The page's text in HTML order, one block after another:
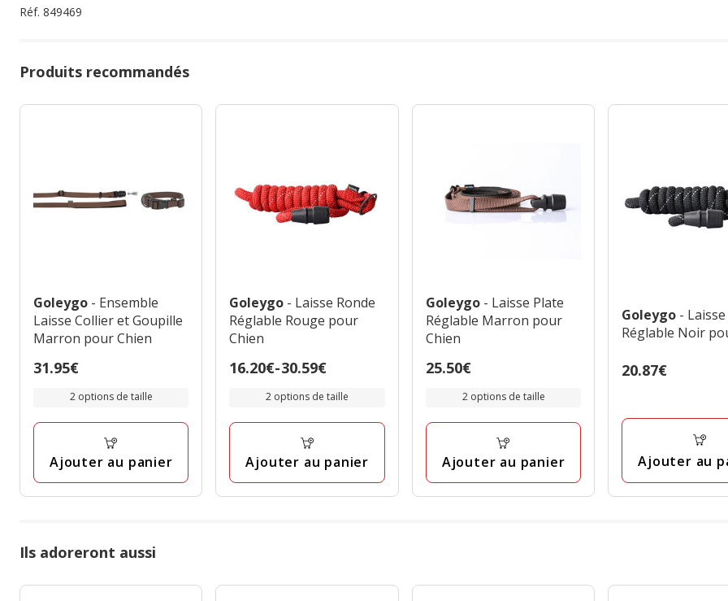
Réf. 849469
Produits recommandés
Goleygo - Ensemble
Laisse Collier et Goupille
Marron pour Chien
Prix
31.95€
2 options de taille
Ajouter au panier
Goleygo - Laisse Ronde
Réglable Rouge pour
Chien
Prix
16.20€
à
16.20€-30.59€
2 options de taille
Ajouter au panier
Goleygo - Laisse Plate
Réglable Marron pour
Chien
Prix
25.50€
2 options de taille
Ajouter au panier
Goleygo - Laisse
Réglable Noir
Prix
20.87€
Ajouter au
Ils adoreront aussi